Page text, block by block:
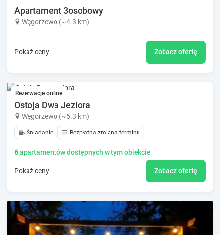
Apartament 3osobowy
Węgorzewo (~4.3 km)
Pokaż ceny Zobacz ofertę
Rezerwacje online
Ostoja Dwa Jeziora
Węgorzewo (~5.3 km)
Śniadanie Bezpłatna zmiana terminu
6apartamentów dostępnych w tym obiekcie
Pokaż ceny Zobacz ofertę